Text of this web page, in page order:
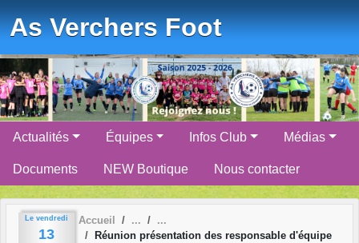
As Verchers Foot
Actualités Équipes Infos Club Médias
Documents NEW Boutique Nous contacter
Le vendredi
13
Accueil
Réunion présentation des responsable d'équipe